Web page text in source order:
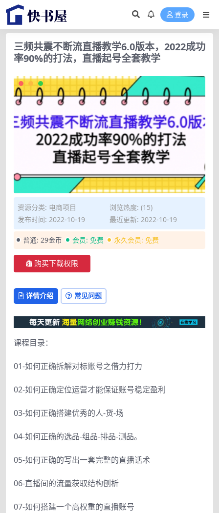
登录
三频共震不断流直播教学6.0版本，2022成功
率90%的打法，直播起号全套教学
资源分类: 电商项目
浏览热度: (15)
发布时间: 2022-10-19
最近更新: 2022-10-19
普通: 29金币 会员: 免费 永久会员: 免费
购买下载权限
详情介绍 常见问题
课程目录：
01-如何正确拆解对标账号之借力打力
02-如何正确定位运营才能保证账号稳定盈利
03-如何正确搭建优秀的人-货-场
04-如何正确的选品-组品-排品-测品。
05-如何正确的写出一套完整的直播话术
06-直播间的流量获取结构刨析
07-如何搭建一个高权重的直播账号